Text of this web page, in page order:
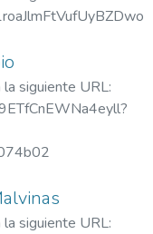
siguiente URL:
siguiente URL: